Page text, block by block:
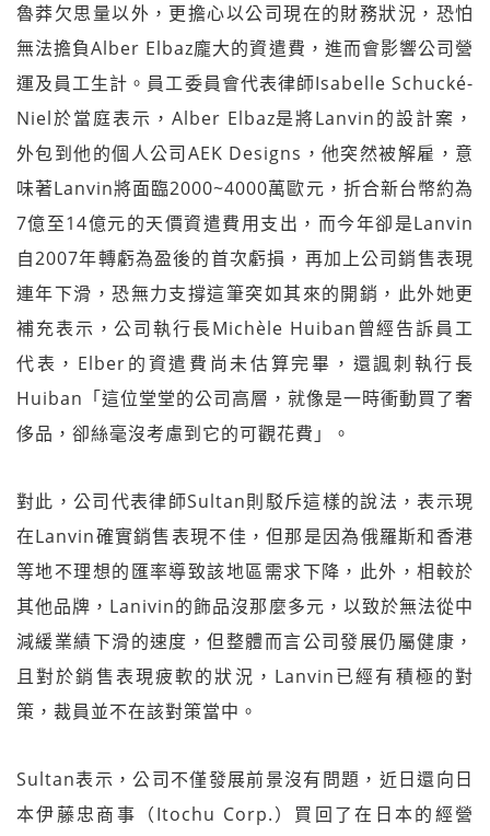
魯莽欠思量以外，更擔心以公司現在的財務狀況，恐怕
無法擔負Alber Elbaz龐大的資遣費，進而會影響公司營
運及員工生計。員工委員會代表律師Isabelle Schucké-
Niel於當庭表示，Alber Elbaz是將Lanvin的設計案，
外包到他的個人公司AEK Designs，他突然被解雇，意
味著Lanvin將面臨2000~4000萬歐元，折合新台幣約為
7億至14億元的天價資遣費用支出，而今年卻是Lanvin
自2007年轉虧為盈後的首次虧損，再加上公司銷售表現
連年下滑，恐無力支撐這筆突如其來的開銷，此外她更
補充表示，公司執行長Michèle Huiban曾經告訴員工
代表，Elber的資遣費尚未估算完畢，還諷刺執行長
Huiban「這位堂堂的公司高層，就像是一時衝動買了奢
侈品，卻絲毫沒考慮到它的可觀花費」。
對此，公司代表律師Sultan則駁斥這樣的說法，表示現
在Lanvin確實銷售表現不佳，但那是因為俄羅斯和香港
等地不理想的匯率導致該地區需求下降，此外，相較於
其他品牌，Lanivin的飾品沒那麼多元，以致於無法從中
減緩業績下滑的速度，但整體而言公司發展仍屬健康，
且對於銷售表現疲軟的狀況，Lanvin已經有積極的對
策，裁員並不在該對策當中。
Sultan表示，公司不僅發展前景沒有問題，近日還向日
本伊藤忠商事（Itochu Corp.）買回了在日本的經營